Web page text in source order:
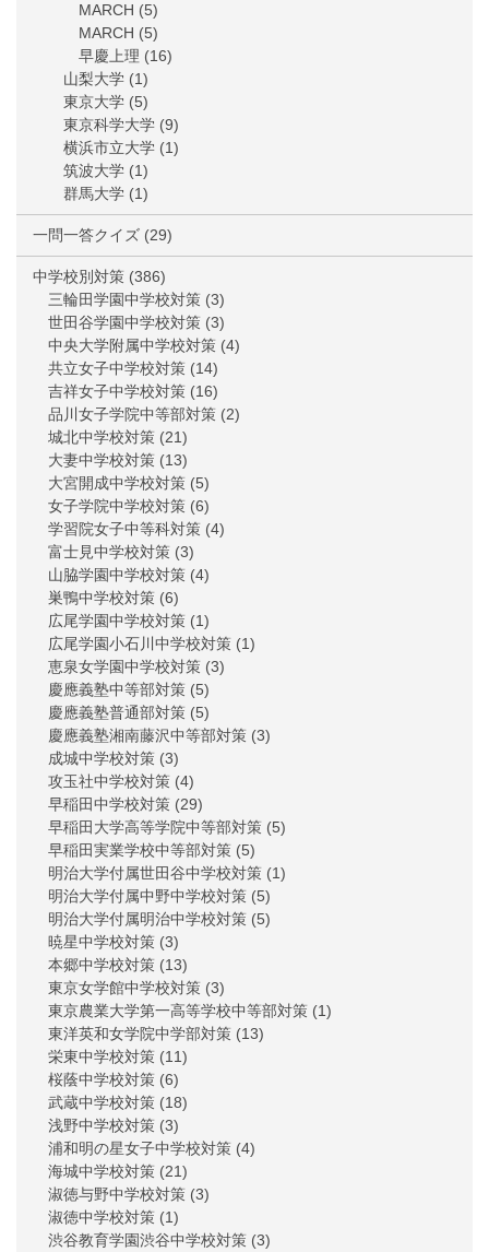
MARCH (5)
MARCH (5)
早慶上理 (16)
山梨大学 (1)
東京大学 (5)
東京科学大学 (9)
横浜市立大学 (1)
筑波大学 (1)
群馬大学 (1)
一問一答クイズ (29)
中学校別対策 (386)
三輪田学園中学校対策 (3)
世田谷学園中学校対策 (3)
中央大学附属中学校対策 (4)
共立女子中学校対策 (14)
吉祥女子中学校対策 (16)
品川女子学院中等部対策 (2)
城北中学校対策 (21)
大妻中学校対策 (13)
大宮開成中学校対策 (5)
女子学院中学校対策 (6)
学習院女子中等科対策 (4)
富士見中学校対策 (3)
山脇学園中学校対策 (4)
巣鴨中学校対策 (6)
広尾学園中学校対策 (1)
広尾学園小石川中学校対策 (1)
恵泉女学園中学校対策 (3)
慶應義塾中等部対策 (5)
慶應義塾普通部対策 (5)
慶應義塾湘南藤沢中等部対策 (3)
成城中学校対策 (3)
攻玉社中学校対策 (4)
早稲田中学校対策 (29)
早稲田大学高等学院中等部対策 (5)
早稲田実業学校中等部対策 (5)
明治大学付属世田谷中学校対策 (1)
明治大学付属中野中学校対策 (5)
明治大学付属明治中学校対策 (5)
暁星中学校対策 (3)
本郷中学校対策 (13)
東京女学館中学校対策 (3)
東京農業大学第一高等学校中等部対策 (1)
東洋英和女学院中学部対策 (13)
栄東中学校対策 (11)
桜蔭中学校対策 (6)
武蔵中学校対策 (18)
浅野中学校対策 (3)
浦和明の星女子中学校対策 (4)
海城中学校対策 (21)
淑徳与野中学校対策 (3)
淑徳中学校対策 (1)
渋谷教育学園渋谷中学校対策 (3)